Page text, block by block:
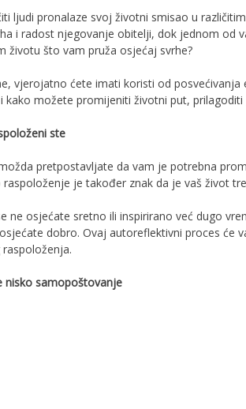
ljudi pronalaze svoj životni smisao u
i radost njegovanje obitelji, dok jednom od
životu što vam pruža osjećaj svrhe?
vjerojatno ćete imati koristi od
kako možete promijeniti životni put,
ste
pretpostavljate da vam je potrebna
raspoloženje je također znak da je vaš život
ne osjećate sretno ili inspirirano već dugo
dobro. Ovaj autoreflektivni proces će
raspoloženja.
nisko samopoštovanje